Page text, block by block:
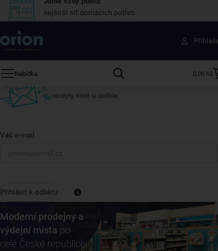
nejširší síť domácích potřeb
Nabídka 0,00 Kč
Získejte rady, recepty a tipy na slevy dřív než
ostatní
Přihlaste se k odběru našeho newsletteru.
i recepty, které si oblíbíte.
Váš e-mail
Přihlásit k odběru
Moderní prodejny a
výdejní místa po
celé České republice